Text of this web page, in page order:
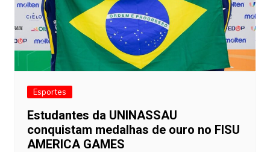
Esportes
Estudantes da UNINASSAU
conquistam medalhas de ouro no FISU
AMERICA GAMES